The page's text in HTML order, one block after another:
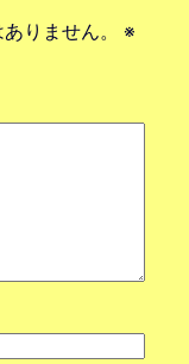
りません。
※